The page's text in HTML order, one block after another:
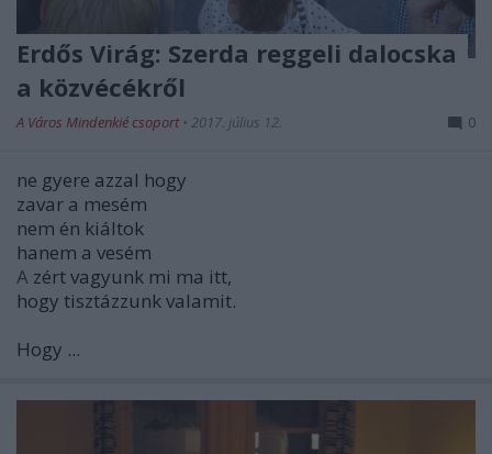
Erdős Virág: Szerda reggeli dalocska
a közvécékről
A Város Mindenkié csoport • 2017. július 12. 0
ne gyere azzal hogy
zavar a mesém
nem én kiáltok
hanem a vesém
A zért vagyunk mi ma itt,
hogy tisztázzunk valamit.
Hogy ...